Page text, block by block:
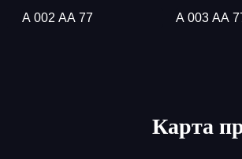
А 002 АА 77 А 003 АА
Карта